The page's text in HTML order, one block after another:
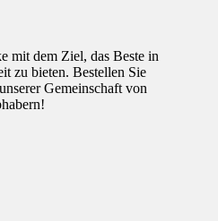
mit dem Ziel, das Beste in
zu bieten. Bestellen Sie
Gemeinschaft von